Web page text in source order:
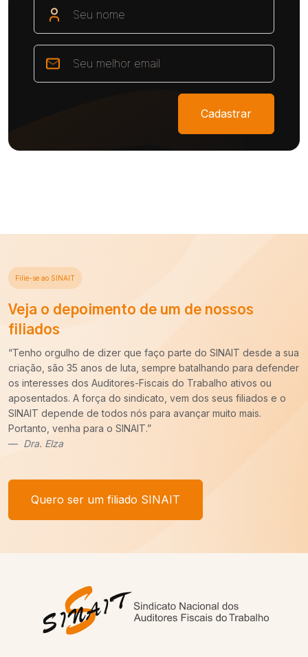
Cadastrar
Filie-se ao SINAIT
Veja o depoimento de um de nossos
filiados
“Há cerca de dez anos entrei para a carreira de Auditoria-Fiscal
do Trabalho e ao longo desse período constatei que é
imprescindível o trabalho do SINAIT para a nossa categoria.
Uma carreira para ser forte precisa de um Sindicato forte,
sempre pronto para batalhar pelos nossos interesses. E tenho
um recado,COM VOCÊ FILIADO, SEREMOS MAIS!
Afonso Borges
Quero ser um filiado SINAIT